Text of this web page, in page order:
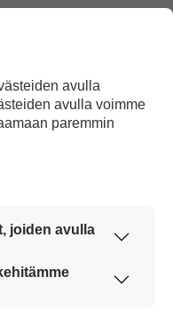
pentua.
avulla
avulla voimme
paremmin
joiden avulla
jotta
ja turvallisesti.